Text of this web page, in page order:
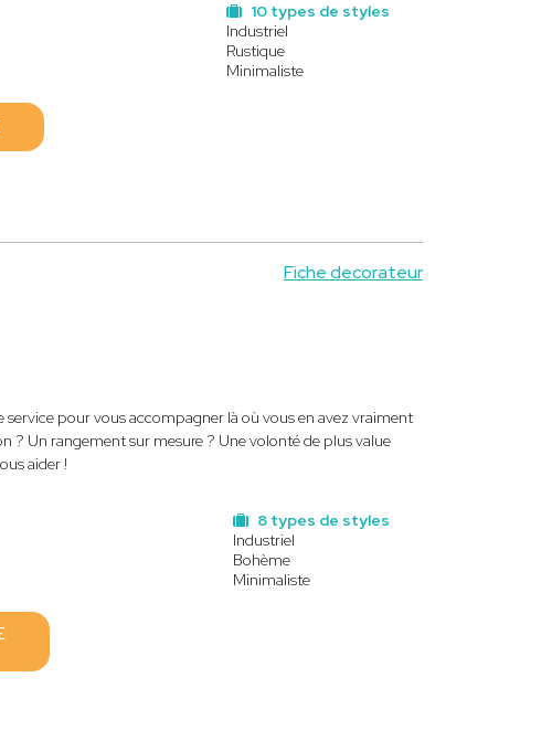
10 types de styles
Industriel
Rustique
Minimaliste
Fiche decorateur
pour vous accompagner là où vous en avez vraiment
? Un rangement sur mesure ? Une volonté de plus value
aider !
8 types de styles
Industriel
Bohème
Minimaliste